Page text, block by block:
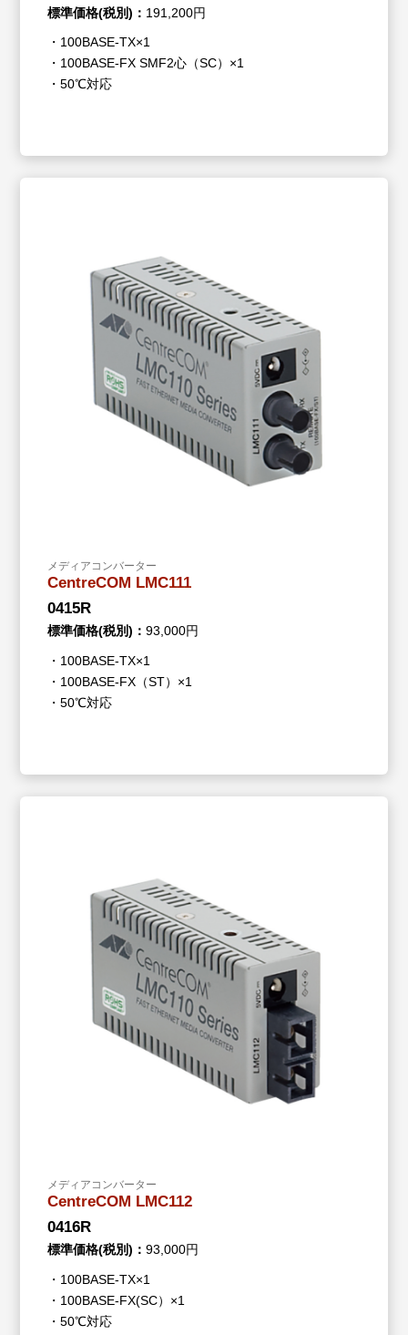
標準価格(税別)： 191,200円
・100BASE-TX×1
・100BASE-FX SMF2心（SC）×1
・50℃対応
メディアコンバーター
CentreCOM LMC111
0415R
標準価格(税別)：93,000円
・100BASE-TX×1
・100BASE-FX（ST）×1
・50℃対応
メディアコンバーター
CentreCOM LMC112
0416R
標準価格(税別)：93,000円
・100BASE-TX×1
・100BASE-FX(SC）×1
・50℃対応